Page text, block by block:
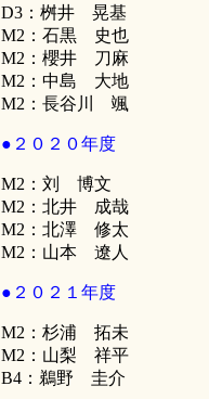
D3：桝井 晃基
M2：石黒 史也
M2：櫻井 刀麻
M2：中島 大地
M2：長谷川 颯
●２０２０年度
M2：刘 博文
M2：北井 成哉
M2：北澤 修太
M2：山本 遼人
●２０２１年度
M2：杉浦 拓未
M2：山梨 祥平
B4：鵜野 圭介